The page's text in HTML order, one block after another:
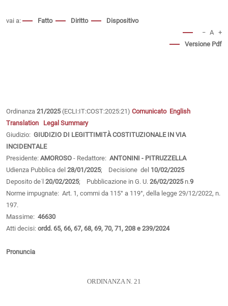
vai a: Fatto Diritto
Dispositivo
− A +
Versione Pdf
Ordinanza 21/2025(ECLI:IT:COST:2025:21) Comunicato English
Translation
Legal Summary
Giudizio: GIUDIZIO DI LEGITTIMITÀ COSTITUZIONALE IN VIA
INCIDENTALE
Presidente: AMOROSO - Redattore: ANTONINI - PITRUZZELLA
Udienza Pubblica del 28/01/2025; Decisione del 10/02/2025
Deposito de˙l 20/02/2025; Pubblicazione in G. U. 26/02/2025n.9
Norme impugnate: Art. 1, commi da 115° a 119°, della legge 29/12/2022, n.
197.
Massime: 46630
Atti decisi: ordd. 65, 66, 67, 68, 69, 70, 71, 208 e 239/2024
Pronuncia
ORDINANZA N. 21